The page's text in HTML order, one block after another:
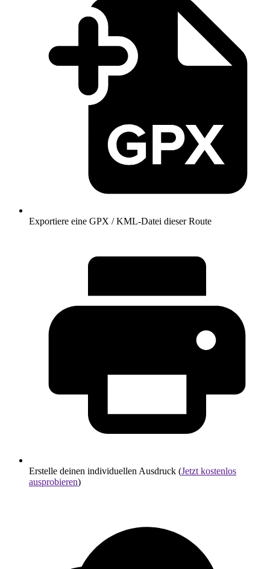
Exportiere eine GPX / KML-Datei dieser Route
Erstelle deinen individuellen Ausdruck (Jetzt kostenlos
ausprobieren)